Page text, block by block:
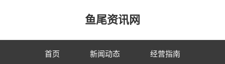
鱼尾资讯网
首页 新闻动态 经营指南